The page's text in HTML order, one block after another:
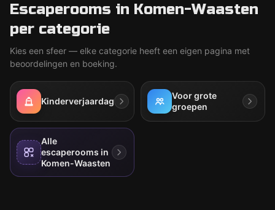
Escaperooms in Komen-Waasten
per categorie
Kies een sfeer — elke categorie heeft een eigen pagina met
beoordelingen en boeking.
Kinderverjaardag
Voor grote
groepen
Alle
escaperooms in
Komen-Waasten